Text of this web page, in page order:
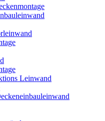
Leinwand